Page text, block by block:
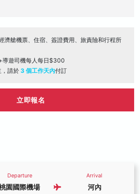
濟艙機票、住宿、簽證費用、旅責險和行程所
導遊司機每人每日$300
，請於 3 個工作天內付訂
立即報名
Departure
園國際機場
Arrival
河內